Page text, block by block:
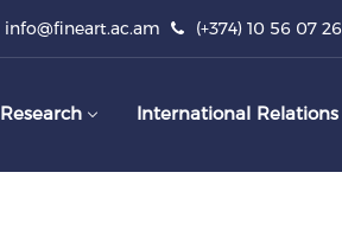
info@fineart.ac.am (+374) 10 56 07 26
Research International Relations